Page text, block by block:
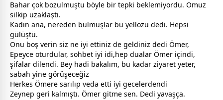
Bahar çok bozulmuştu böyle bir tepki beklemiyordu. Omuz
silkip uzaklaştı.
Kadın ana, nereden bulmuşlar bu yellozu dedi. Hepsi
gülüştü.
Onu boş verin siz ne iyi ettiniz de geldiniz dedi Ömer,
Epeyce oturdular, sohbet iyi idi,hep dualar Ömer içindi,
şifalar dilendi. Bey hadi bakalım, bu kadar ziyaret yeter,
sabah yine görüşeceğiz
Herkes Ömere sarılıp veda etti iyi gecelerdendi
Zeynep geri kalmıştı. Ömer gitme sen. Dedi yavaşça.